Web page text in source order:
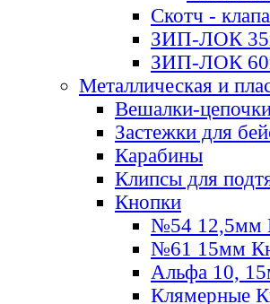
Скотч -
ЗИП-ЛОК
ЗИП-ЛОК
Металлическая и
Вешалки-
Застежки для
Карабины
Клипсы для
Кнопки
№54 12,5мм
№61 15мм
Альфа 10,
Клямерные